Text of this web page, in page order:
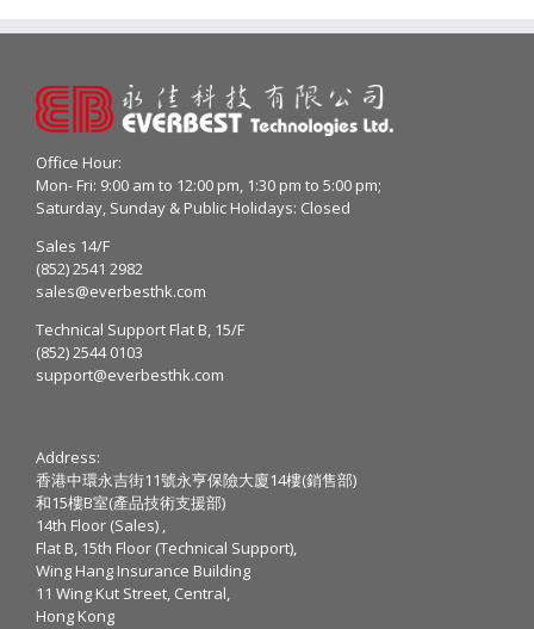
Office Hour:
Mon- Fri: 9:00 am to 12:00 pm, 1:30 pm to 5:00 pm;
Saturday, Sunday & Public Holidays: Closed
Sales 14/F
(852) 2541 2982
sales@everbesthk.com
Technical Support Flat B, 15/F
(852) 2544 0103
support@everbesthk.com
Address:
香港中環永吉街11號永亨保險大廈14樓(銷售部)
和15樓B室(產品技術支援部)
14th Floor (Sales) ,
Flat B, 15th Floor (Technical Support),
Wing Hang Insurance Building
11 Wing Kut Street, Central,
Hong Kong